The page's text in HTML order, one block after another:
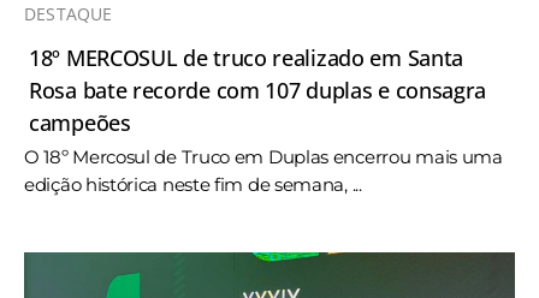
DESTAQUE
18º MERCOSUL de truco realizado em Santa
Rosa bate recorde com 107 duplas e consagra
campeões
O 18º Mercosul de Truco em Duplas encerrou mais uma
edição histórica neste fim de semana, ...